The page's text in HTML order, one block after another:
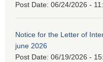
Post Date: 06/24/2026 -
Notice for the Letter of
june 2026
Post Date: 06/19/2026 -